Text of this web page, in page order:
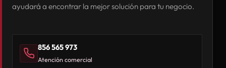
ayudará a encontrar la mejor solución para tu negocio.
856 565 973
Atención comercial